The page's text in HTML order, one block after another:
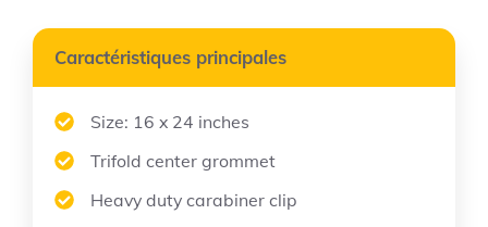
Caractéristiques principales
Size: 16 x 24 inches
Trifold center grommet
Heavy duty carabiner clip